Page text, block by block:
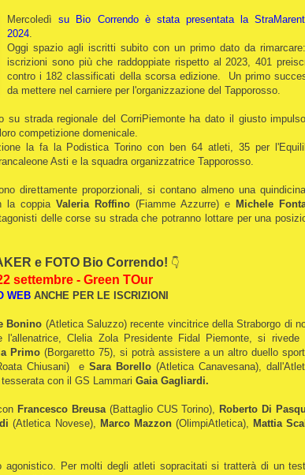
Mercoledìsu Bio Correndo è stata presentata la
2024
Oggi spazio agli iscritti subito con un primo dato da
iscrizioni sono più che raddoppiate rispetto al 2023, 401
contro i 182 classificati della scorsa edizione. Un primo
da mettere nel carniere per l'organizzazione del Tapporosso.
su strada regionale del CorriPiemonte ha dato il giusto
competizione domenicale.
la fa la Podistica Torino con ben 64 atleti, 35 per
Asti e la squadra organizzatrice Tapporosso.
direttamente proporzionali, si contano almeno una
la coppia Valeria Roffino (Fiamme Azzurre) e Michele
delle corse su strada che potranno lottare per una
e FOTO Bio Correndo! 👇
settembre - Green TOur
WEB ANCHE PER LE ISCRIZIONI
Bonino (Atletica Saluzzo) recente vincitrice della Straborgo di
l'allenatrice, Clelia Zola Presidente Fidal Piemonte, si
Primo (Borgaretto 75), si potrà assistere a un altro duello
Chiusani) e Sara Borello (Atletica Canavesana),
con il GS Lammari Gaia Gagliardi.
Francesco Breusa(Battaglio CUS Torino),
Roberto Di
(Atletica Novese), Marco Mazzon (OlimpiAtletica),
Mattia
agonistico. Per molti degli atleti sopracitati si tratterà di un